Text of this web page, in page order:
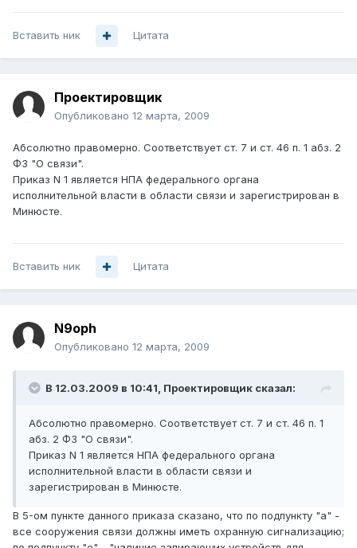
Вставить ник Цитата
Проектировщик
Опубликовано 12 марта, 2009
Абсолютно правомерно. Соответствует ст. 7 и ст. 46 п. 1 абз. 2
ФЗ "О связи".
Приказ N 1 является НПА федерального органа
исполнительной власти в области связи и зарегистрирован в
Минюсте.
Вставить ник Цитата
N9oph
Опубликовано 12 марта, 2009
В 12.03.2009 в 10:41, Проектировщик сказал:
Абсолютно правомерно. Соответствует ст. 7 и ст. 46 п. 1
абз. 2 ФЗ "О связи".
Приказ N 1 является НПА федерального органа
исполнительной власти в области связи и
зарегистрирован в Минюсте.
В 5-ом пункте данного приказа сказано, что по подпункту "а" -
все сооружения связи должны иметь охранную сигнализацию;